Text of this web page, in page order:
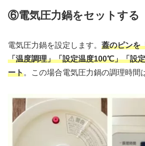
⑥電気圧力鍋をセットする
電気圧力鍋を設定します。 蓋のピンを
「温度調理」「設定温度100℃」「設
ート。この場合電気圧力鍋の調理時間